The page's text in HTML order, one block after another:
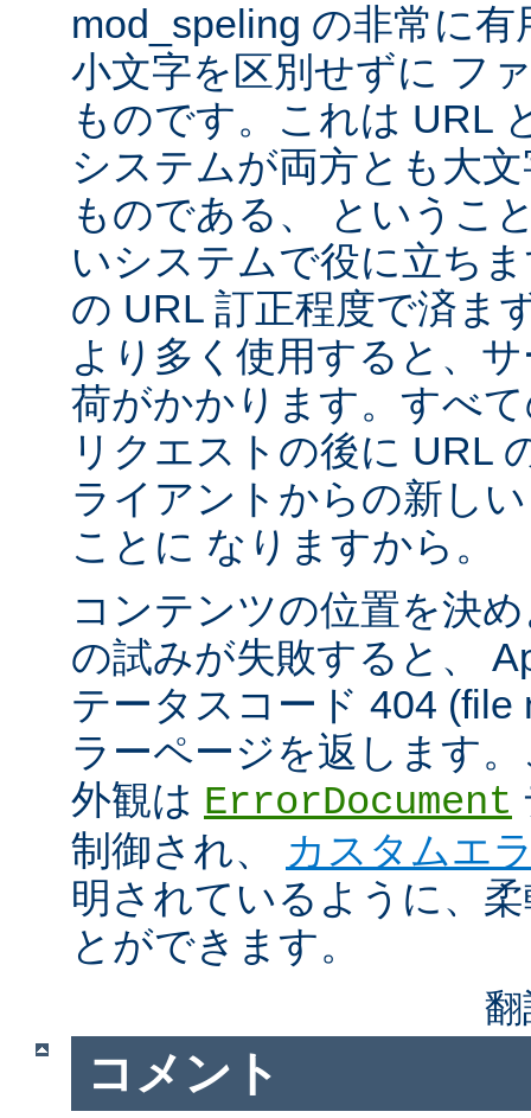
mod_speling の非常に
小文字を区別せずに フ
ものです。これは URL
システムが両方とも大
ものである、 というこ
いシステムで役に立ち
の URL 訂正程度で済ま
より多く使用すると、
荷がかかります。すべ
リクエストの後に URL
ライアントからの新し
ことに なりますから。
コンテンツの位置を決
の試みが失敗すると、
テータスコード 404 (file
ラーページを返します
外観は ErrorDocument
制御され、
カスタムエ
明されているように、
とができます。
コメント